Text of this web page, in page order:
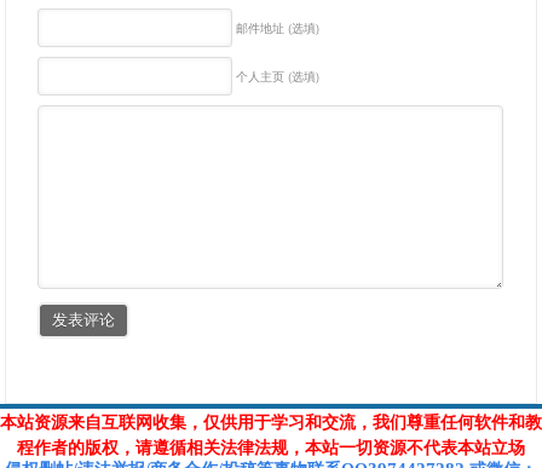
邮件地址 (选填)
个人主页 (选填)
本站资源来自互联网收集，仅供用于学习和交流，我们尊重任何软件和教
程作者的版权，请遵循相关法律法规，本站一切资源不代表本站立场